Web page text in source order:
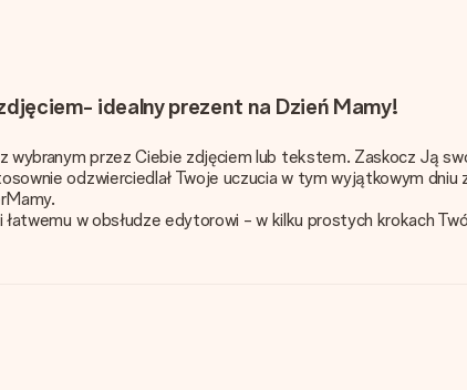
idealny prezent na Dzień Mamy!
przez Ciebie zdjęciem lub tekstem. Zaskocz Ją
odzwierciedlał Twoje uczucia w tym wyjątkowym
w obsłudze edytorowi - w kilku prostych krokach